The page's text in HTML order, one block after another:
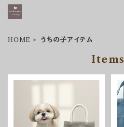
HOME うちの子アイテム
Items